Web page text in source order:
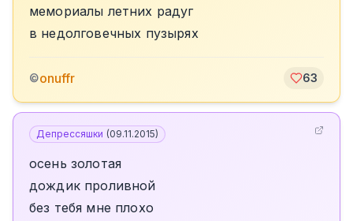
мемориалы летних радуг
в недолговечных пузырях
©onuffr 63
Депрессяшки (09.11.2015)
осень золотая
дождик проливной
без тебя мне плохо